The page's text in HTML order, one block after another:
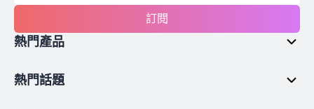
訂閱
熱門產品
熱門話題